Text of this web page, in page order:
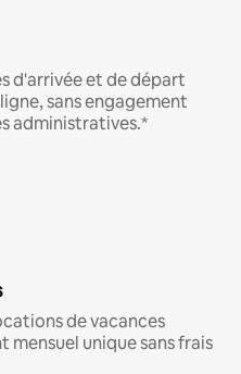
d'arrivée et de départ
sans engagement
administratives.*
de vacances
mensuel unique sans frais